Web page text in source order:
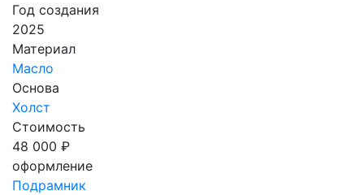
Год создания
2025
Материал
Масло
Основа
Холст
Стоимость
48 000 ₽
оформление
Подрамник